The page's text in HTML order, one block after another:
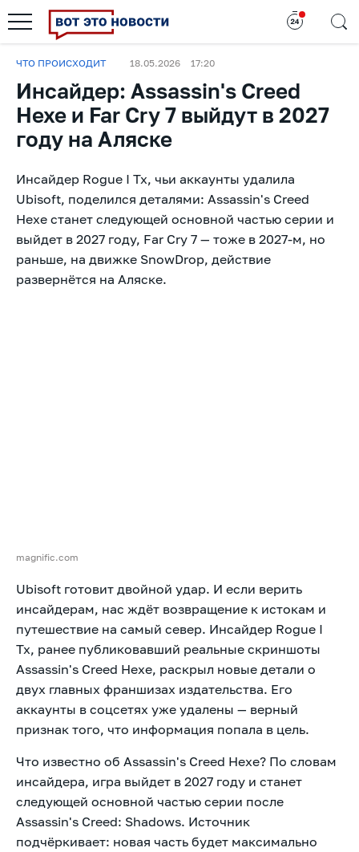
ЧТО ПРОИСХОДИТ 18.05.2026 17:20
Инсайдер: Assassin's Creed
Hexe и Far Cry 7 выйдут в 2027
году на Аляске
Инсайдер Rogue I Tx, чьи аккаунты удалила
Ubisoft, поделился деталями: Assassin's Creed
Hexe станет следующей основной частью серии и
выйдет в 2027 году, Far Cry 7 — тоже в 2027-м, но
раньше, на движке SnowDrop, действие
развернётся на Аляске.
magnific.com
Ubisoft готовит двойной удар. И если верить
инсайдерам, нас ждёт возвращение к истокам и
путешествие на самый север. Инсайдер Rogue I
Tx, ранее публиковавший реальные скриншоты
Assassin's Creed Hexe, раскрыл новые детали о
двух главных франшизах издательства. Его
аккаунты в соцсетях уже удалены — верный
признак того, что информация попала в цель.
Что известно об Assassin's Creed Hexe? По словам
инсайдера, игра выйдет в 2027 году и станет
следующей основной частью серии после
Assassin's Creed: Shadows. Источник
подчёркивает: новая часть будет максимально